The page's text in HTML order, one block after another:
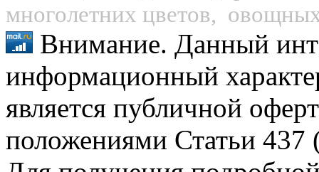
многолетних цветов,
Внимание. Данный
информационный
является публичной
положениями Статьи 437